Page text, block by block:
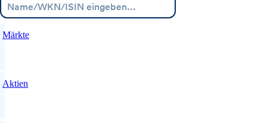
Märkte
Aktien